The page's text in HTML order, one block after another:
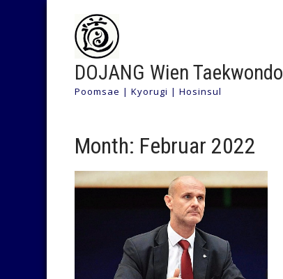
DOJANG Wien Taekwondo
Poomsae | Kyorugi | Hosinsul
Month: Februar 2022